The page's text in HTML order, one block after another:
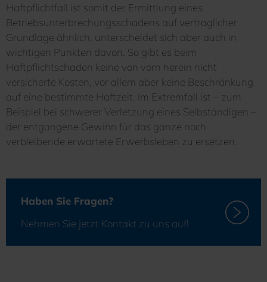
Haftpflichtfall ist somit der Ermittlung eines
Betriebsunterbrechungsschadens auf vertraglicher
Grundlage ähnlich, unterscheidet sich aber auch in
wichtigen Punkten davon. So gibt es beim
Haftpflichtschaden keine von vorn herein nicht
versicherte Kosten, vor allem aber keine Beschränkung
auf eine bestimmte Haftzeit. Im Extremfall ist – zum
Beispiel bei schwerer Verletzung eines Selbständigen –
der entgangene Gewinn für das ganze noch
verbleibende erwartete Erwerbsleben zu ersetzen.
Haben Sie Fragen?
Nehmen Sie jetzt Kontakt zu uns auf!